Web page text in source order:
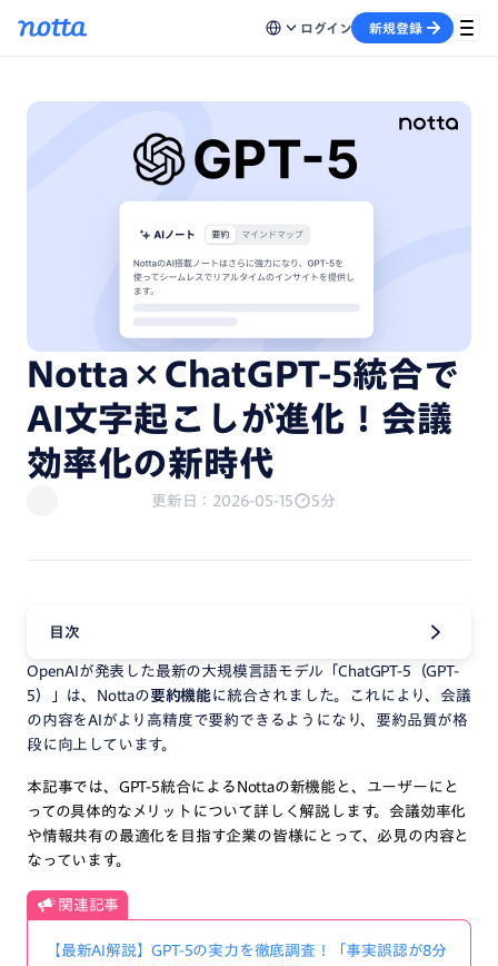
ログイン 新規登録
Notta×ChatGPT-5統合で
AI文字起こしが進化！会議
効率化の新時代
更新日：2026-05-15 5分
目次
OpenAIが発表した最新の大規模言語モデル「ChatGPT-5（GPT-
5）」は、Nottaの要約機能に統合されました。これにより、会議
の内容をAIがより高精度で要約できるようになり、要約品質が格
段に向上しています。
本記事では、GPT-5統合によるNottaの新機能と、ユーザーにと
っての具体的なメリットについて詳しく解説します。会議効率化
や情報共有の最適化を目指す企業の皆様にとって、必見の内容と
なっています。
関連記事
【最新AI解説】GPT-5の実力を徹底調査！「事実誤認が8分